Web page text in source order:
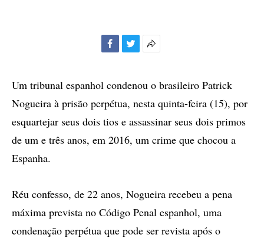
compartilhamento
Um tribunal espanhol condenou o brasileiro Patrick
Nogueira à prisão perpétua, nesta quinta-feira (15), por
esquartejar seus dois tios e assassinar seus dois primos
de um e três anos, em 2016, um crime que chocou a
Espanha.
Réu confesso, de 22 anos, Nogueira recebeu a pena
máxima prevista no Código Penal espanhol, uma
condenação perpétua que pode ser revista após o